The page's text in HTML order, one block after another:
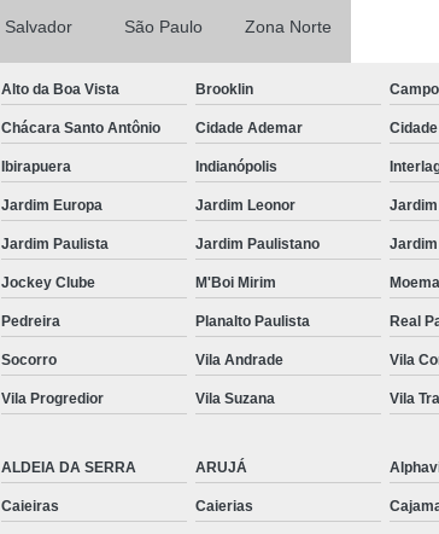
Rack para
Rack
Rack
Rack
Rack
Régua
Régua de
Salvador São Paulo Zona Norte
Alto da Boa Vista Brooklin
Chácara Santo Antônio Cidade Ademar
Ibirapuera Indianópolis
Jardim Europa Jardim Leonor
Jardim Paulista Jardim Paulistano Jardim
Jockey Clube M'Boi Mirim Moema
Pedreira Planalto Paulista Real
Socorro Vila Andrade Vila
Vila Progredior Vila Suzana Vila
ALDEIA DA SERRA ARUJÁ
Caieiras Caierias